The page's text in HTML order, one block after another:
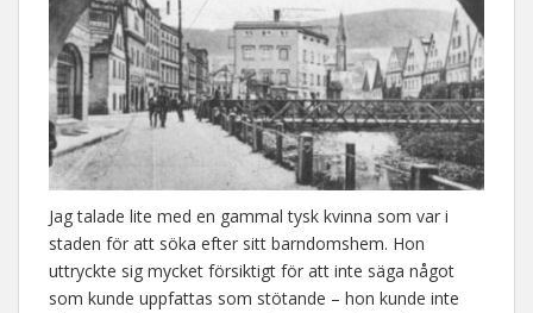
Jag talade lite med en gammal tysk kvinna som var i
staden för att söka efter sitt barndomshem. Hon
uttryckte sig mycket försiktigt för att inte säga något
som kunde uppfattas som stötande – hon kunde inte